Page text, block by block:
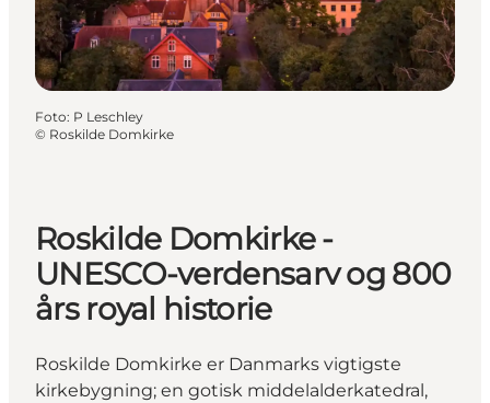
Foto: P Leschley
© Roskilde Domkirke
Roskilde Domkirke -
UNESCO-verdensarv og 800
års royal historie
Roskilde Domkirke er Danmarks vigtigste
kirkebygning; en gotisk middelalderkatedral,